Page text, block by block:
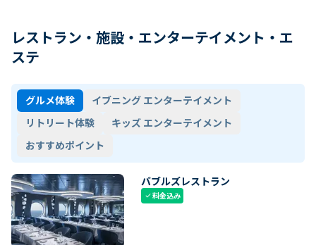
レストラン・施設・エンターテイメント・エ
ステ
グルメ体験
イブニング エンターテイメント
リトリート体験
キッズ エンターテイメント
おすすめポイント
バブルズレストラン
check料金込み